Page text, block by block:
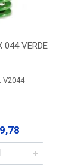
044 VERDE
V2044